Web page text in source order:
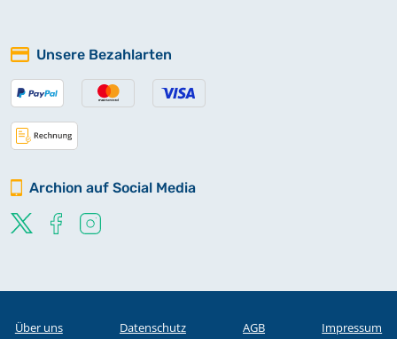
Unsere Bezahlarten
Archion auf Social Media
Über uns Datenschutz AGB Impressum